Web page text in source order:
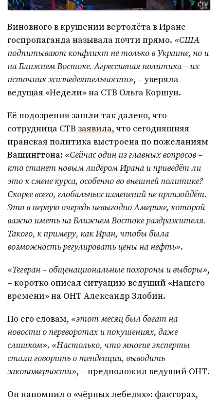
Виновного в крушении вертолёта в Иране
госпропаганда называла почти прямо. «США
подпитывают конфликт не только в Украине, но и
на Ближнем Востоке. Агрессивная политика – их
источник жизнедеятельности», – уверяла
ведущая «Недели» на СТВ Ольга Коршун.
Её подозрения зашли так далеко, что
сотрудница СТВ заявила, что сегодняшняя
иранская политика выстроена по пожеланиям
Вашингтона: «Сейчас один из главных вопросов –
кто станет новым лидером Ирана и приведёт ли
это к смене курса, особенно во внешней политике?
Скорее всего, глобальных изменений не произойдёт.
Это в первую очередь невыгодно Америке, которой
важно иметь на Ближнем Востоке раздражителя.
Такого, к примеру, как Иран, чтобы была
возможность регулировать цены на нефть».
«Тегеран – общенациональные похороны и выборы»,
– коротко описал ситуацию ведущий «Нашего
времени» на ОНТ Александр Злобин.
По его словам, «этот месяц был богат на
новости о переворотах и покушениях, даже
слишком». «Настолько, что многие эксперты
стали говорить о тенденции, выводить
закономерности», – предположил ведущий ОНТ.
Он напомнил о «чёрных лебедях»: факторах,